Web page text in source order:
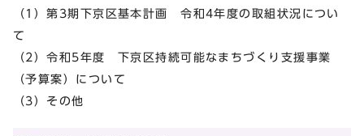
（1）第3期下京区基本計画 令和4年度の取組状況につい
て
（2）令和5年度 下京区持続可能なまちづくり支援事業
（予算案）について
（3）その他